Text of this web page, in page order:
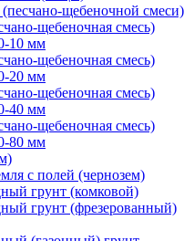
щебеночной смеси)
щебеночная смесь)
10 мм
щебеночная смесь)
20 мм
щебеночная смесь)
40 мм
щебеночная смесь)
80 мм
с полей (чернозем)
грунт (комковой)
грунт (фрезерованный)